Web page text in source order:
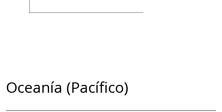
Oceanía (Pacífico)